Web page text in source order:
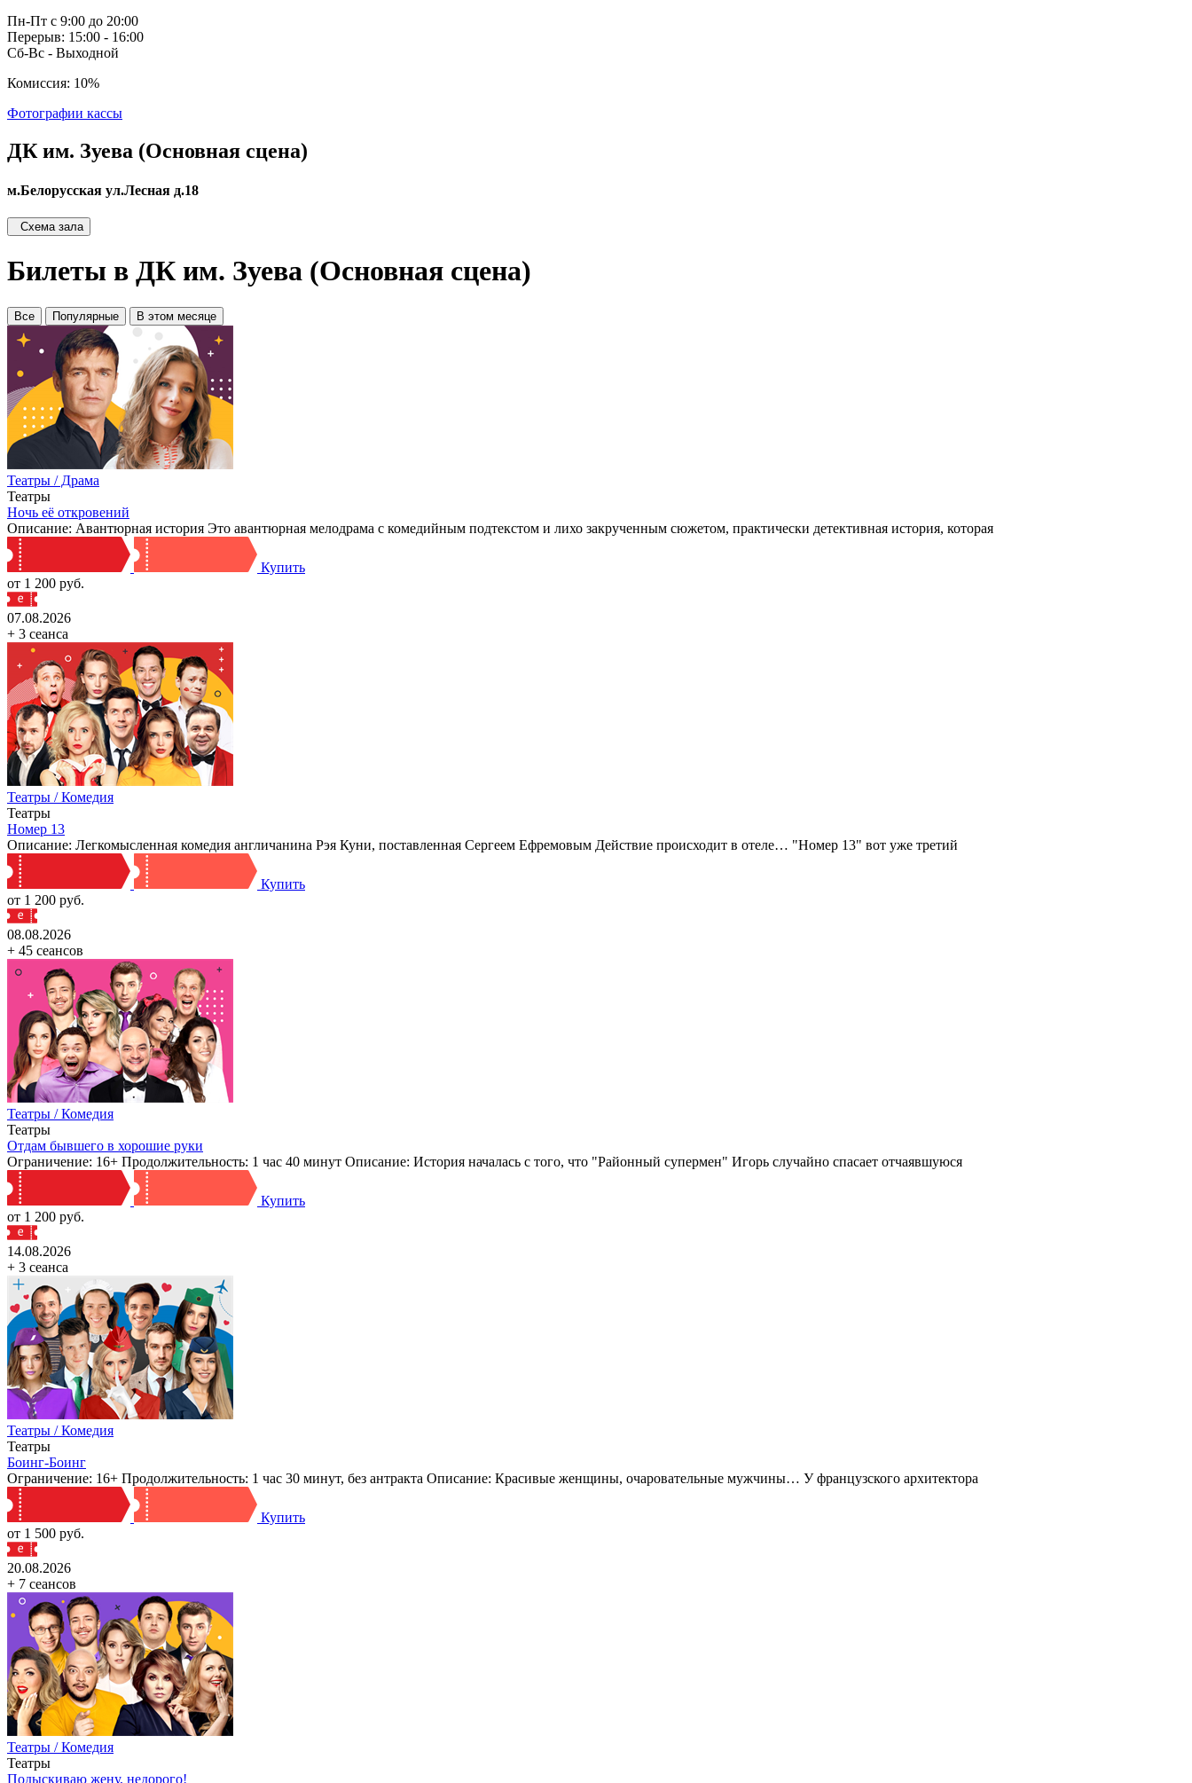
Пн-Пт с 9:00 до 20:00
Перерыв: 15:00 - 16:00
Сб-Вс - Выходной
Комиссия: 10%
Фотографии кассы
ДК им. Зуева (Основная сцена)
м.Белорусская ул.Лесная д.18
Схема зала
Билеты в ДК им. Зуева (Основная сцена)
Все Популярные В этом месяце
Театры / Драма
Театры
Ночь её откровений
Описание: Авантюрная история Это авантюрная мелодрама с комедийным подтекстом и лихо закрученным сюжетом, практически детективная история, которая
Купить
от 1 200 руб.
07.08.2026
+ 3 сеанса
Театры / Комедия
Театры
Номер 13
Описание: Легкомысленная комедия англичанина Рэя Куни, поставленная Сергеем Ефремовым Действие происходит в отеле… "Номер 13" вот уже третий
Купить
от 1 200 руб.
08.08.2026
+ 45 сеансов
Театры / Комедия
Театры
Отдам бывшего в хорошие руки
Ограничение: 16+ Продолжительность: 1 час 40 минут Описание: История началась с того, что "Районный супермен" Игорь случайно спасает отчаявшуюся
Купить
от 1 200 руб.
14.08.2026
+ 3 сеанса
Театры / Комедия
Театры
Боинг-Боинг
Ограничение: 16+ Продолжительность: 1 час 30 минут, без антракта Описание: Красивые женщины, очаровательные мужчины… У французского архитектора
Купить
от 1 500 руб.
20.08.2026
+ 7 сеансов
Театры / Комедия
Театры
Подыскиваю жену, недорого!